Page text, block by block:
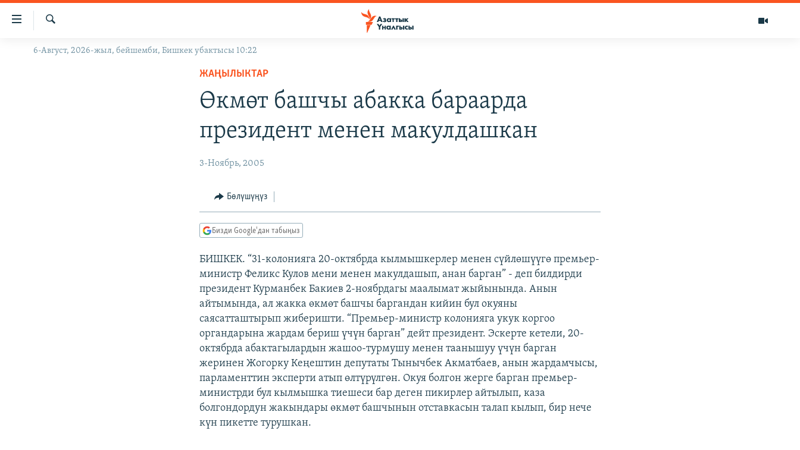
Линктер
Мазмунга
Навигацияга
ЖАҢЫЛЫКТАР
Издөө
6-Август, 2026-жыл, бейшемби, Бишкек убактысы 10:22
ЖАҢЫЛЫКТАР
Өкмөт башчы абакка бараарда
президент менен макулдашкан
3-Ноябрь, 2005
Бөлүшүңүз
Бизди Google'дан табыңыз
БИШКЕК. “31-колонияга 20-октябрда кылмышкерлер менен сүйлөшүүгө премьер-
министр Феликс Кулов мени менен макулдашып, анан барган” - деп билдирди
президент Курманбек Бакиев 2-ноябрдагы маалымат жыйынында. Анын
айтымында, ал жакка өкмөт башчы баргандан кийин бул окуяны
саясатташтырып жиберишти. “Премьер-министр колонияга укук коргоо
органдарына жардам бериш үчүн барган” дейт президент. Эскерте кетели, 20-
октябрда абактагылардын жашоо-турмушу менен таанышуу үчүн барган
жеринен Жогорку Кеңештин депутаты Тынычбек Акматбаев, анын жардамчысы,
парламенттин эксперти атып өлтүрүлгөн. Окуя болгон жерге барган премьер-
министрди бул кылмышка тиешеси бар деген пикирлер айтылып, каза
болгондордун жакындары өкмөт башчынын отставкасын талап кылып, бир нече
күн пикетте турушкан.